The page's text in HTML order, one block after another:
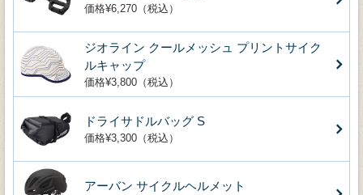
価格¥6,270（税込）
ジオライン クールメッシュ プリントサイク
ルキャップ
価格¥3,800（税込）
ドライサドルバッグ S
価格¥3,300（税込）
アーバン サイクルヘルメット